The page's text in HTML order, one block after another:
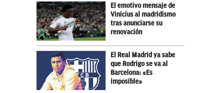
El emotivo mensaje de
Vinicius al madridismo
tras anunciarse su
renovación
El Real Madrid ya sabe
que Rodrigo se va al
Barcelona: «Es
imposible»